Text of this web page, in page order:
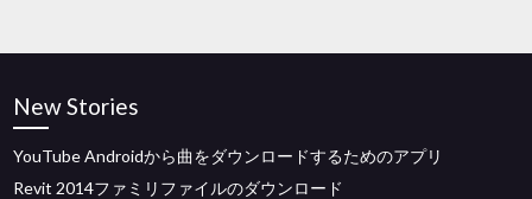
New Stories
YouTube Androidから曲をダウンロードするためのアプリ
Revit 2014ファミリファイルのダウンロード